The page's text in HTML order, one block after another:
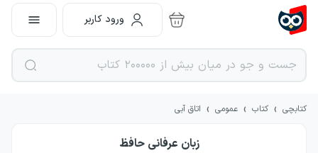
ورود کاربر
کتابچی › کتاب › عمومی › اتاق آبی
زبان عرفانی حافظ